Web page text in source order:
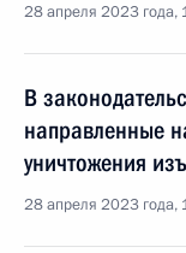
28 апреля 2023 года,
В
направленные
уничтожения
28 апреля 2023 года,